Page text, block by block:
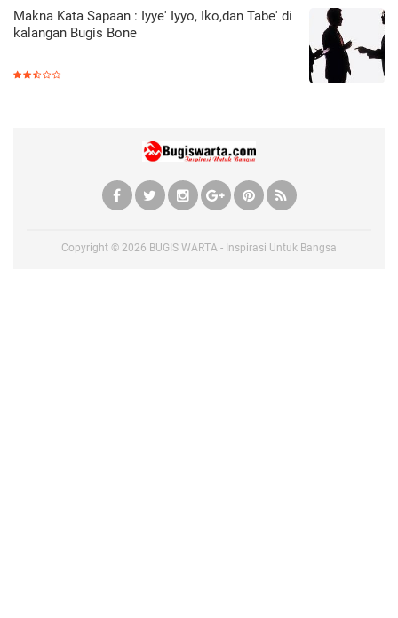
Makna Kata Sapaan : Iyye' Iyyo, Iko,dan Tabe' di
kalangan Bugis Bone
Copyright © 2026 BUGIS WARTA - Inspirasi Untuk Bangsa